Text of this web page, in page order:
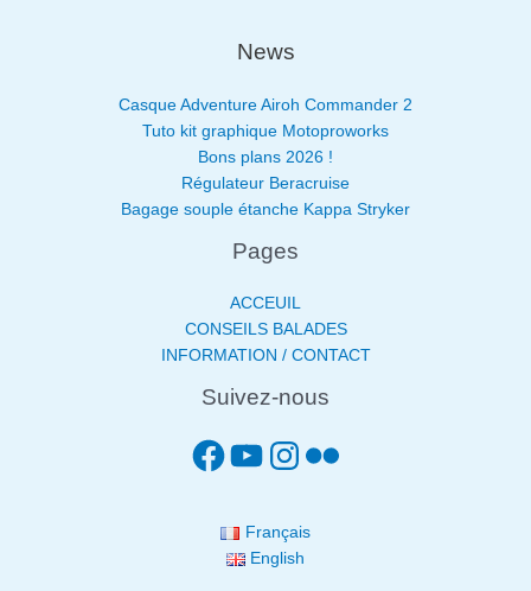
News
Casque Adventure Airoh Commander 2
Tuto kit graphique Motoproworks
Bons plans 2026 !
Régulateur Beracruise
Bagage souple étanche Kappa Stryker
Pages
ACCEUIL
CONSEILS BALADES
INFORMATION / CONTACT
Suivez-nous
Français
English